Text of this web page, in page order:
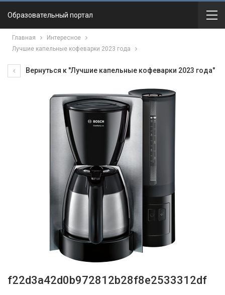
Образовательный портал
Главная
Интересное
Лучшие капельные кофеварки 2023 года
Вернуться к "Лучшие капельные кофеварки 2023 года"
f22d3a42d0b972812b28f8e2533312df